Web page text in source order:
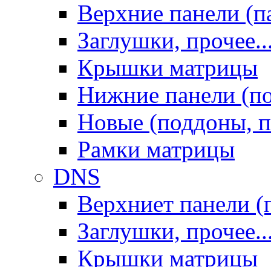
Верхние панели
Заглушки,
Крышки матрицы
Нижние панели
Новые (поддоны,
Рамки матрицы
DNS
Верхниет панели
Заглушки,
Крышки матрицы